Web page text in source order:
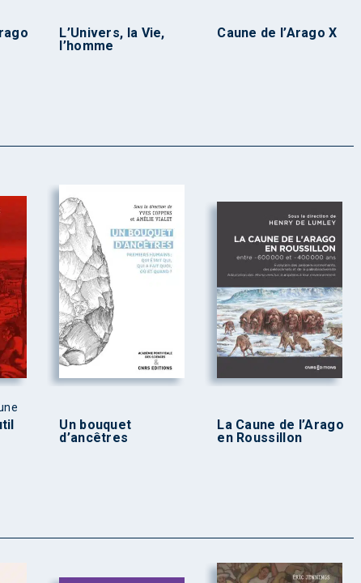
L’Univers, la Vie,
l’homme
Caune de l’Arago X
Un bouquet
d’ancêtres
La Caune de l’Arago
en Roussillon